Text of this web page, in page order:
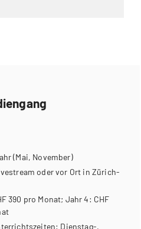
(Mai, November)
oder vor Ort in Zürich-
390 pro Monat; Jahr 4: CHF
Dienstag-,